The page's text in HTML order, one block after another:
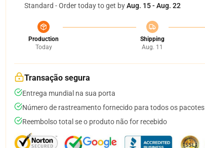
Standard - Order today to get byAug. 15 - Aug. 22
Production
Today
Shipping
Aug. 11
Transação segura
Entrega mundial na sua porta
Número de rastreamento fornecido para todos os pacotes
Reembolso total se o produto não for recebido